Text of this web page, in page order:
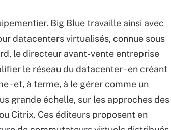
Big Blue travaille ainsi avec
datacenters virtualisés, connue sous
le directeur avant-vente entreprise
le réseau du datacenter - en créant
- et, à terme, à le gérer comme un
grande échelle, sur les approches des
Citrix. Ces éditeurs proposent en